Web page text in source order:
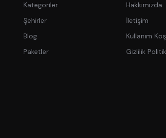
Kategoriler
Şehirler
Blog
Paketler
Hakkımızda
İletişim
Kullanım
Gizlilik